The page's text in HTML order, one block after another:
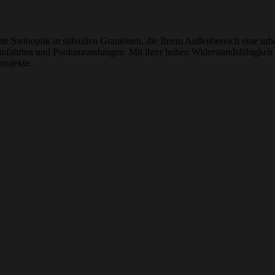
Steinoptik in stilvollen Grautönen, die Ihrem Außenbereich eine
und Poolumrandungen. Mit ihrer hohen